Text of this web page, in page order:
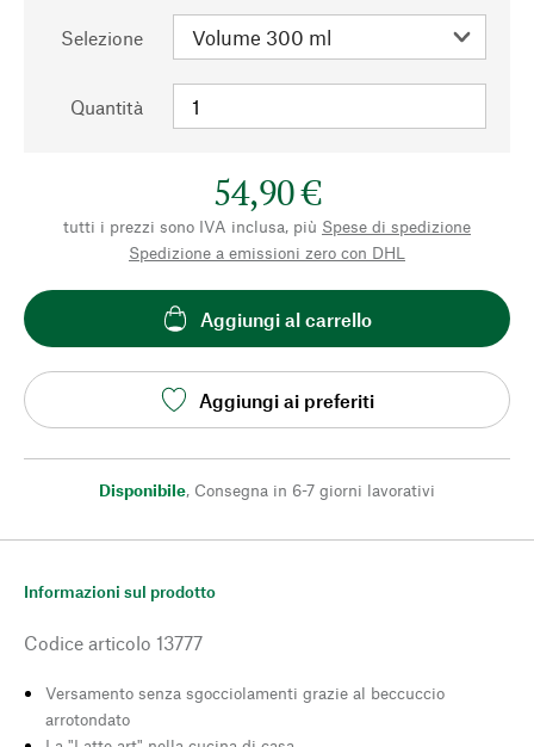
Selezione
Quantità
54,90 €
tutti i prezzi sono IVA inclusa, più Spese di spedizione
Spedizione a emissioni zero con DHL
Aggiungi al carrello
Aggiungi ai preferiti
Disponibile, Consegna in 6-7 giorni lavorativi
Informazioni sul prodotto
Codice articolo 13777
Versamento senza sgocciolamenti grazie al beccuccio
arrotondato